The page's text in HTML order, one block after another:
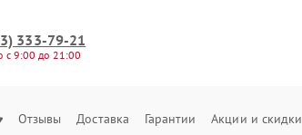
333-79-21
с 9:00 до 21:00
Отзывы Доставка Гарантии Акции и скидки